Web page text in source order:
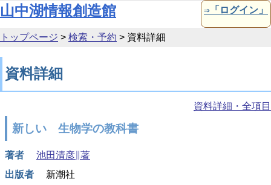
本文へ移動
山中湖情報創造館 ⇒「ログイン」
トップページ > 検索・予約 > 資料詳細
資料詳細
資料詳細・全項目
新しい 生物学の教科書
著者
池田清彦∥著
出版者
新潮社